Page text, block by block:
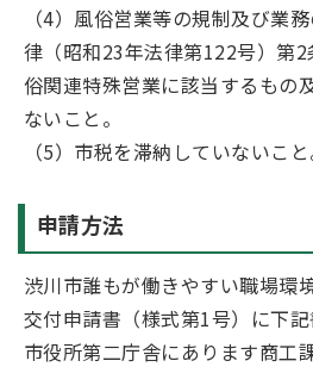
（4）風俗営業等の規制及び業
律（昭和23年法律第122号）第
俗関連特殊営業に該当するもの
ないこと。
（5）市税を滞納していないこと
申請方法
渋川市誰もが働きやすい職場環
交付申請書（様式第1号）に下
市役所第二庁舎にあります商工